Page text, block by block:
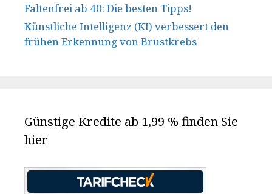
Faltenfrei ab 40: Die besten Tipps!
Künstliche Intelligenz (KI) verbessert den
frühen Erkennung von Brustkrebs
Günstige Kredite ab 1,99 % finden Sie
hier